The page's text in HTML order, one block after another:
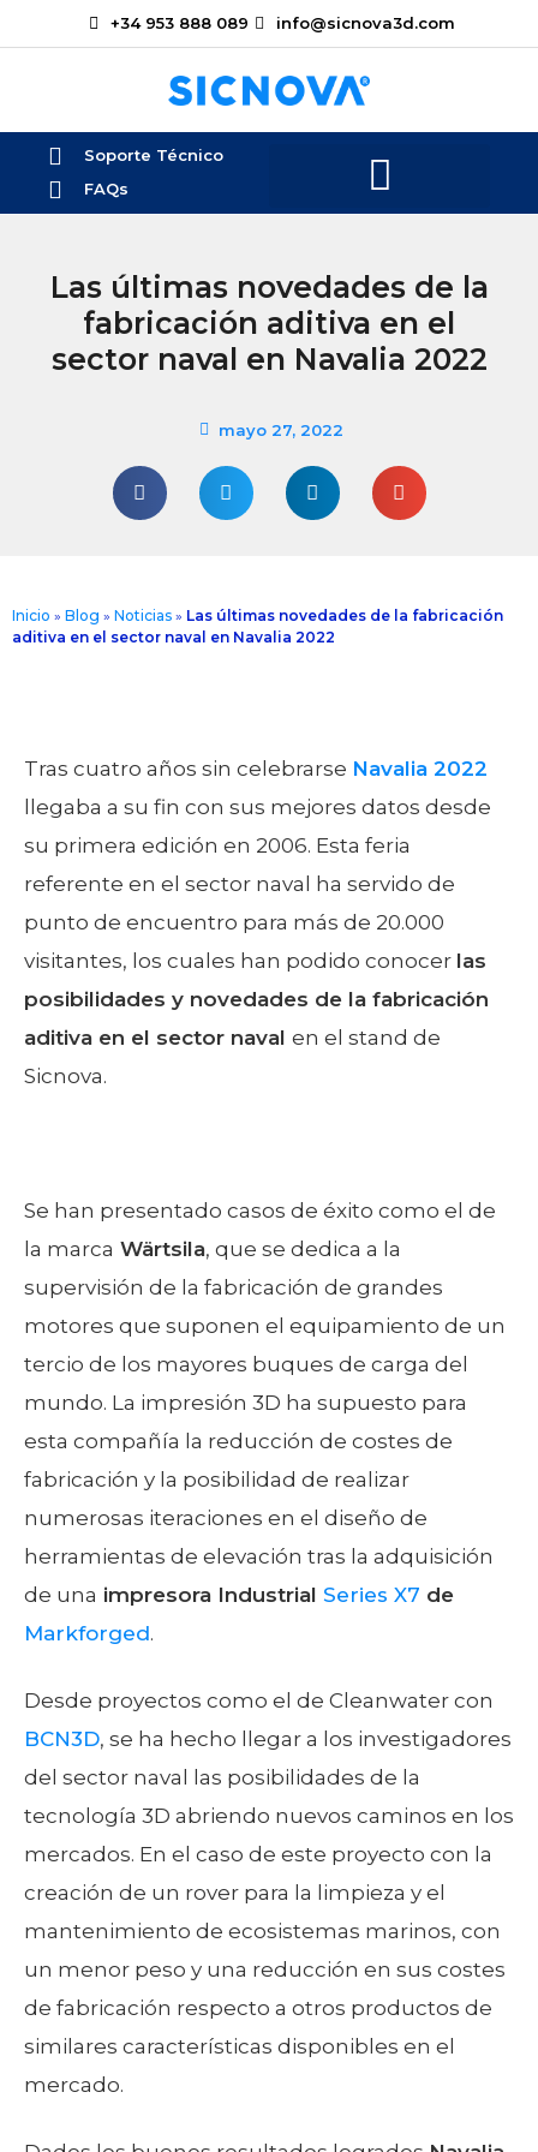
+34 953 888 089 info@sicnova3d.com
Soporte Técnico
FAQs
Las últimas novedades de la
fabricación aditiva en el
sector naval en Navalia 2022
mayo 27, 2022
Inicio » Blog » Noticias » Las últimas novedades de la fabricación
aditiva en el sector naval en Navalia 2022
Tras cuatro años sin celebrarse Navalia 2022
llegaba a su fin con sus mejores datos desde
su primera edición en 2006. Esta feria
referente en el sector naval ha servido de
punto de encuentro para más de 20.000
visitantes, los cuales han podido conocer las
posibilidades y novedades de la fabricación
aditiva en el sector naval en el stand de
Sicnova.
Se han presentado casos de éxito como el de
la marca Wärtsila, que se dedica a la
supervisión de la fabricación de grandes
motores que suponen el equipamiento de un
tercio de los mayores buques de carga del
mundo. La impresión 3D ha supuesto para
esta compañía la reducción de costes de
fabricación y la posibilidad de realizar
numerosas iteraciones en el diseño de
herramientas de elevación tras la adquisición
de una impresora Industrial Series X7 de
Markforged.
Desde proyectos como el de Cleanwater con
BCN3D, se ha hecho llegar a los investigadores
del sector naval las posibilidades de la
tecnología 3D abriendo nuevos caminos en los
mercados. En el caso de este proyecto con la
creación de un rover para la limpieza y el
mantenimiento de ecosistemas marinos, con
un menor peso y una reducción en sus costes
de fabricación respecto a otros productos de
similares características disponibles en el
mercado.